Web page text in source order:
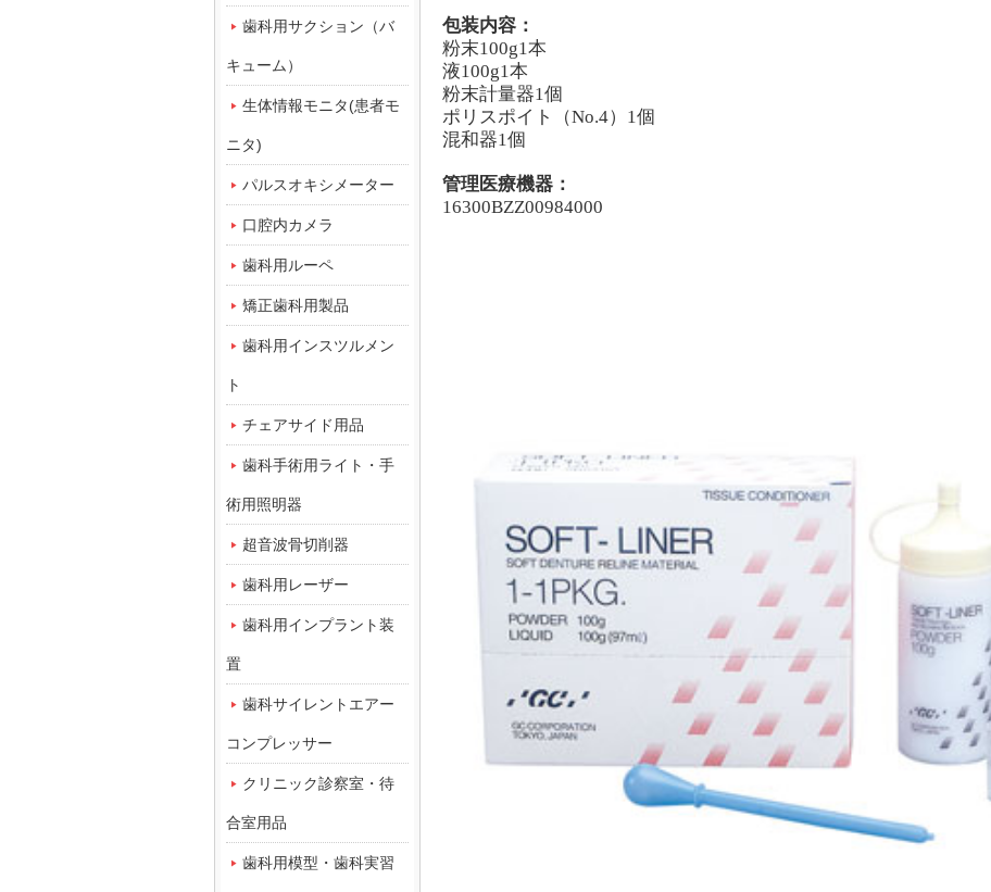
包装内容：
粉末100g1本
液100g1本
粉末計量器1個
ポリスポイト（No.4）1個
混和器1個
管理医療機器：
16300BZZ00984000
歯科用サクション（バ
キューム）
生体情報モニタ(患者モ
ニタ)
パルスオキシメーター
口腔内カメラ
歯科用ルーペ
矯正歯科用製品
歯科用インスツルメン
ト
チェアサイド用品
歯科手術用ライト・手
術用照明器
超音波骨切削器
歯科用レーザー
歯科用インプラント装
置
歯科サイレントエアー
コンプレッサー
クリニック診察室・待
合室用品
歯科用模型・歯科実習